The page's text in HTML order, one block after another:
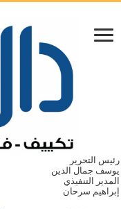
رئيس التحرير
يوسف جمال الدين
المدير التنفيذي
إبراهيم سرحان